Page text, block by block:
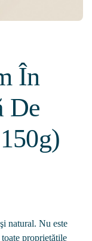
În
De
natural. Nu este
proprietăţile